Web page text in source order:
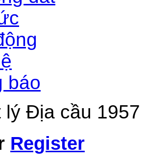
báo
lý Địa cầu
Register